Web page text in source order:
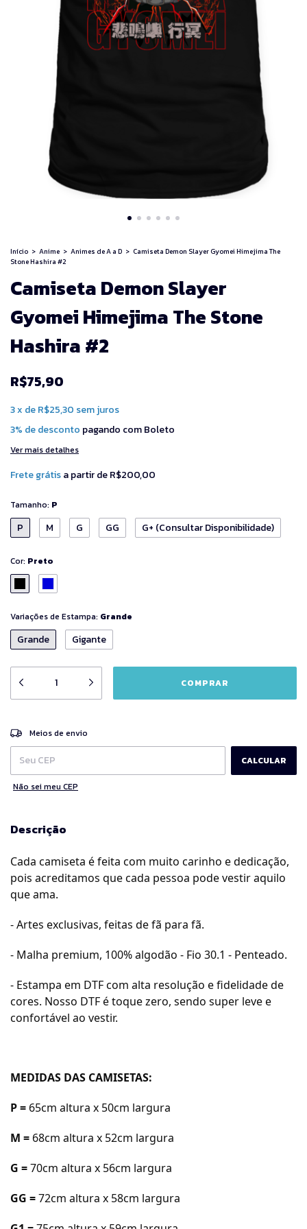
Início > Anime > Animes de A a D > Camiseta Demon Slayer Gyomei Himejima The
Stone Hashira #2
Camiseta Demon Slayer
Gyomei Himejima The Stone
Hashira #2
R$75,90
3x deR$25,30 sem juros
3% de desconto pagando com Boleto
Ver mais detalhes
Frete grátisa partir deR$200,00
Tamanho: P
P M G GG G+ (Consultar Disponibilidade)
Cor: Preto
Variações de Estampa: Grande
Grande Gigante
Entregas para o CEP:
Meios de envio
CALCULAR
Não sei meu CEP
Descrição
Cada camiseta é feita com muito carinho e dedicação,
pois acreditamos que cada pessoa pode vestir aquilo
que ama.
- Artes exclusivas, feitas de fã para fã.
- Malha premium, 100% algodão - Fio 30.1 - Penteado.
- Estampa em DTF com alta resolução e fidelidade de
cores. Nosso DTF é toque zero, sendo super leve e
confortável ao vestir.
MEDIDAS DAS CAMISETAS:
P = 65cm altura x 50cm largura
M = 68cm altura x 52cm largura
G =70cm altura x 56cm largura
GG =72cm altura x 58cm largura